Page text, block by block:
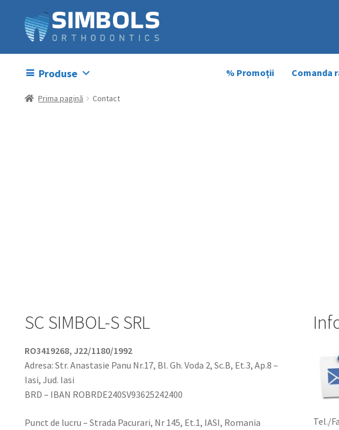
Produse % Promoții Comanda
Prima pagină Contact
SC SIMBOL-S SRL
RO3419268, J22/1180/1992
Adresa: Str. Anastasie Panu Nr.17, Bl. Gh. Voda 2, Sc.B, Et.3, Ap.8 –
Iasi, Jud. Iasi
BRD – IBAN ROBRDE240SV93625242400
Punct de lucru – Strada Pacurari, Nr 145, Et.1, IASI, Romania
Tel./